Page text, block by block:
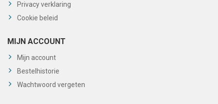
Privacy verklaring
Cookie beleid
MIJN ACCOUNT
Mijn account
Bestelhistorie
Wachtwoord vergeten